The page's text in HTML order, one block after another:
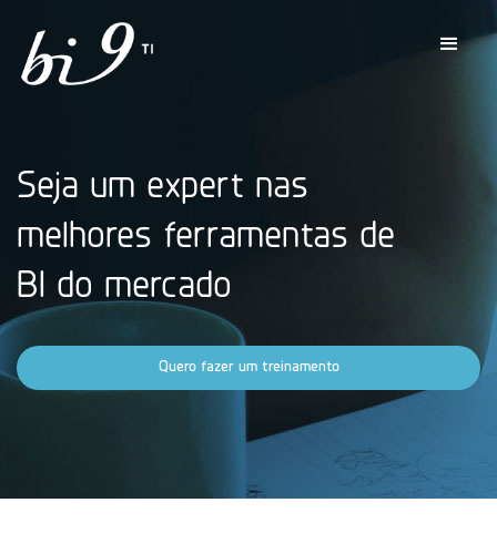
Seja um expert nas
melhores ferramentas de
BI do mercado
Quero fazer um treinamento